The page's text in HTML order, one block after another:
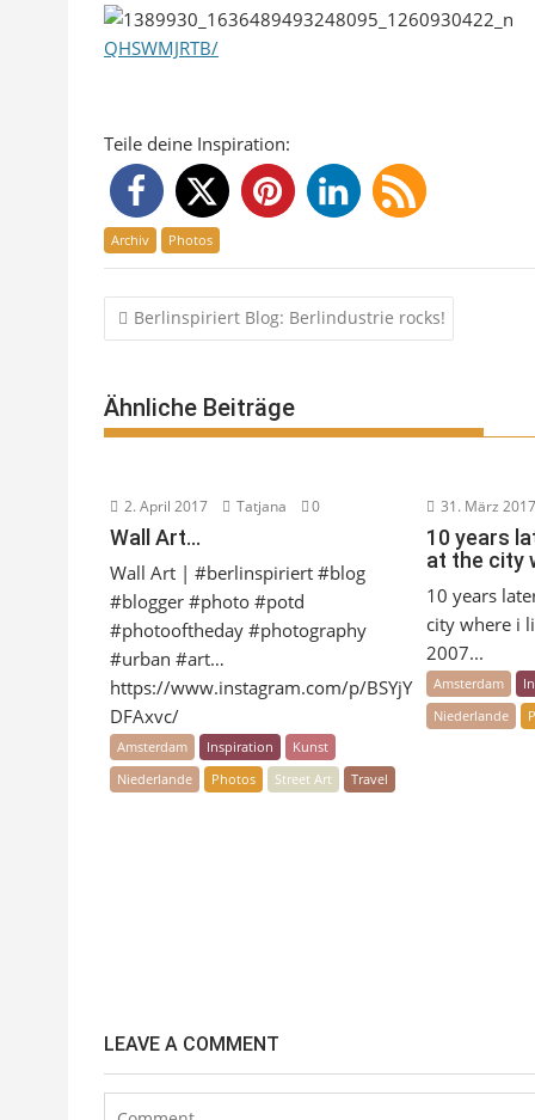
QHSWMJRTB/
Teile deine Inspiration:
Archiv Photos
Beitragsnavigation
Berlinspiriert Blog: Berlindustrie rocks!
Ähnliche Beiträge
2. April 2017 Tatjana 0
Wall Art…
Wall Art | #berlinspiriert #blog
#blogger #photo #potd
#photooftheday #photography
#urban #art…
https://www.instagram.com/p/BSYjY
DFAxvc/
Amsterdam Inspiration
Kunst
Niederlande
Photos Street Art Travel
31. März
10 years
at the city
10 years
city where i
2007...
Amsterdam
Niederlande
LEAVE A COMMENT